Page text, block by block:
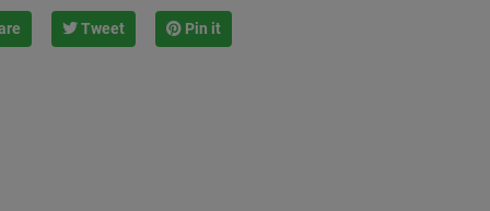
Tweet Pin it